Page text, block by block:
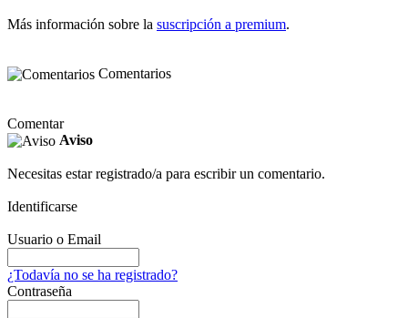
Más información sobre la suscripción a premium.
Comentarios
Comentar
Aviso
Necesitas estar registrado/a para escribir un comentario.
Identificarse
Usuario o Email
¿Todavía no se ha registrado?
Contraseña